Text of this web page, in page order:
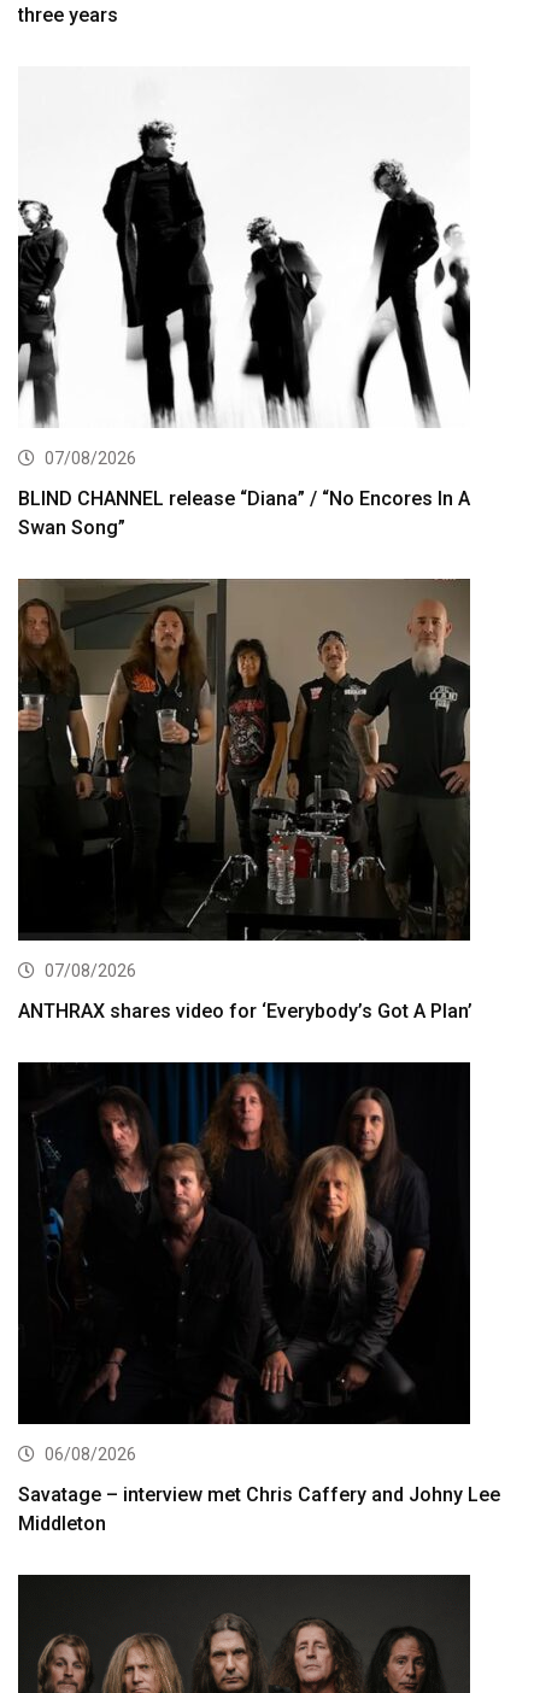
three years
07/08/2026
BLIND CHANNEL release “Diana” / “No Encores In A
Swan Song”
07/08/2026
ANTHRAX shares video for ‘Everybody’s Got A Plan’
06/08/2026
Savatage – interview met Chris Caffery and Johny Lee
Middleton